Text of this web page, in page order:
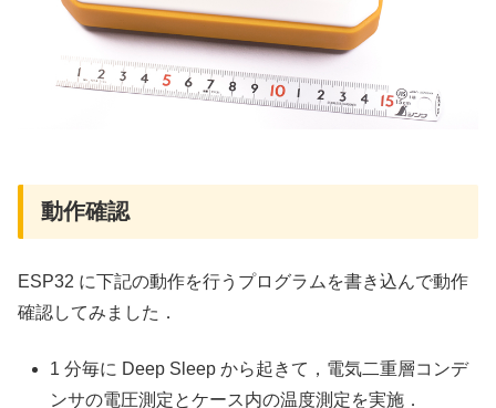
動作確認
ESP32 に下記の動作を行うプログラムを書き込んで動作
確認してみました．
1 分毎に Deep Sleep から起きて，電気二重層コンデ
ンサの電圧測定とケース内の温度測定を実施．